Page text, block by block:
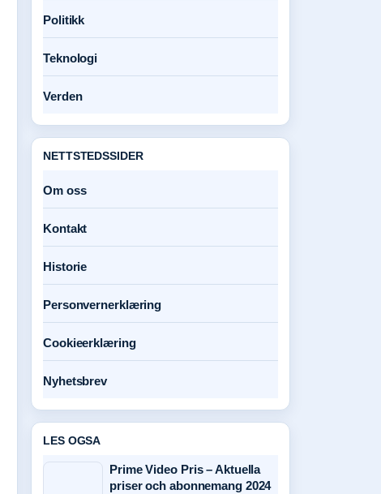
Politikk
Teknologi
Verden
NETTSTEDSSIDER
Om oss
Kontakt
Historie
Personvernerklæring
Cookieerklæring
Nyhetsbrev
LES OGSA
Prime Video Pris – Aktuella
priser och abonnemang 2024